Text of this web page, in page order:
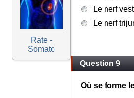
Rate -
Somato
Le nerf
Le nerf
Question 9
Où se forme